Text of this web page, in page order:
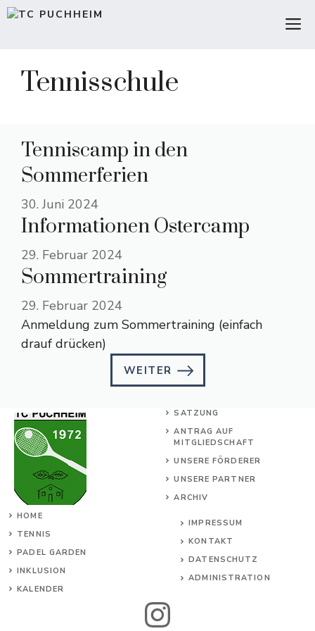
Zum
Tennisschule
Tenniscamp in den
Sommerferien
30. Juni 2024
Informationen Ostercamp
29. Februar 2024
Sommertraining
29. Februar 2024
Anmeldung zum Sommertraining (einfach
drauf drücken)
WEITER
SATZUNG
ANTRAG AUF
MITGLIEDSCHAFT
UNSERE FÖRDERER
UNSERE PARTNER
ARCHIV
HOME
TENNIS
PADEL GARDEN
INKLUSION
KALENDER
IMPRESSUM
KONTAKT
DATENSCHUTZ
ADMINISTRATION